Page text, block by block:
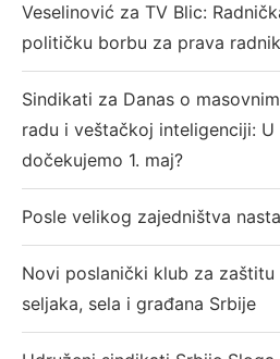
Veselinović za TV Blic:
političku borbu za prava
Sindikati za Danas o
radu i veštačkoj inteligenciji:
dočekujemo 1. maj?
Posle velikog zajedništva
Novi poslanički klub za zaštitu
seljaka, sela i građana Srbije